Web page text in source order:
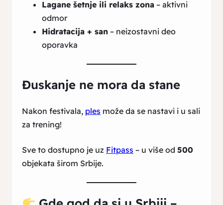
Lagane šetnje ili relaks zona – aktivni
odmor
Hidratacija + san – neizostavni deo
oporavka
Đuskanje ne mora da stane
Nakon festivala, ples može da se nastavi i u sali
za trening!
Sve to dostupno je uz Fitpass – u više od 500
objekata širom Srbije.